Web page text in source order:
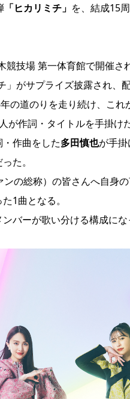
「ヒカリミチ」 を、結成15
競技場 第一体育館で開催さ
」がサプライズ披露され、
の道のりを走り続け、こ
作詞・タイトルを手掛けた
作曲をした多田慎也が手掛
た。
ンの総称）の皆さんへ自身
1曲となる。
バーが歌い分ける構成にな